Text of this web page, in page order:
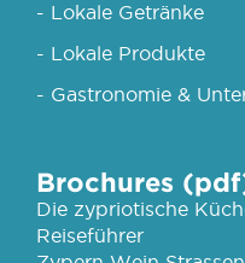
- Lokale Getränke
- Lokale Produkte
- Gastronomie &
Brochures
Die zypriotische
Reiseführer